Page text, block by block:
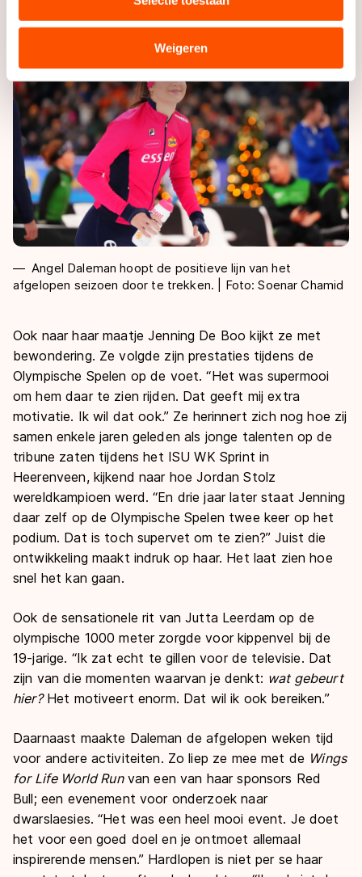
combineren met andere gegevens die u aan hen heeft
verstrekt of die zij hebben verzameld via hun services.
Sommige partners kunnen gegevens doorgeven aan
landen buiten de EU, zoals de VS, waar mogelijk geen
adequaat beschermingsniveau geldt volgens de GDPR.
Door op ‘Toestaan’ te klikken, stemt u in met deze
overdracht. Meer informatie vindt u in onscookiebeleid.
Weigeren
Angel Daleman hoopt de positieve lijn van het
afgelopen seizoen door te trekken. | Foto: Soenar Chamid
Ook naar haar maatje Jenning De Boo kijkt ze met
bewondering. Ze volgde zijn prestaties tijdens de
Olympische Spelen op de voet. “Het was supermooi
om hem daar te zien rijden. Dat geeft mij extra
motivatie. Ik wil dat ook.” Ze herinnert zich nog hoe zij
samen enkele jaren geleden als jonge talenten op de
tribune zaten tijdens het ISU WK Sprint in
Heerenveen, kijkend naar hoe Jordan Stolz
wereldkampioen werd. “En drie jaar later staat Jenning
daar zelf op de Olympische Spelen twee keer op het
podium. Dat is toch supervet om te zien?” Juist die
ontwikkeling maakt indruk op haar. Het laat zien hoe
snel het kan gaan.
Ook de sensationele rit van Jutta Leerdam op de
olympische 1000 meter zorgde voor kippenvel bij de
19-jarige. “Ik zat echt te gillen voor de televisie. Dat
zijn van die momenten waarvan je denkt: wat gebeurt
hier?Het motiveert enorm. Dat wil ik ook bereiken.”
Daarnaast maakte Daleman de afgelopen weken tijd
voor andere activiteiten. Zo liep ze mee met de Wings
for Life World Runvan een van haar sponsors Red
Bull; een evenement voor onderzoek naar
dwarslaesies. “Het was een heel mooi event. Je doet
het voor een goed doel en je ontmoet allemaal
inspirerende mensen.” Hardlopen is niet per se haar